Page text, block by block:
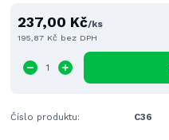
237,00 Kč/ks
195,87 Kč bez DPH
Číslo produktu: C36